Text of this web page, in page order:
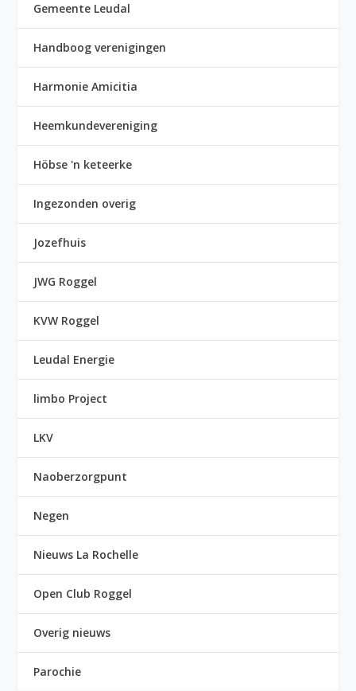
Gemeente Leudal
Handboog verenigingen
Harmonie Amicitia
Heemkundevereniging
Höbse 'n keteerke
Ingezonden overig
Jozefhuis
JWG Roggel
KVW Roggel
Leudal Energie
limbo Project
LKV
Naoberzorgpunt
Negen
Nieuws La Rochelle
Open Club Roggel
Overig nieuws
Parochie